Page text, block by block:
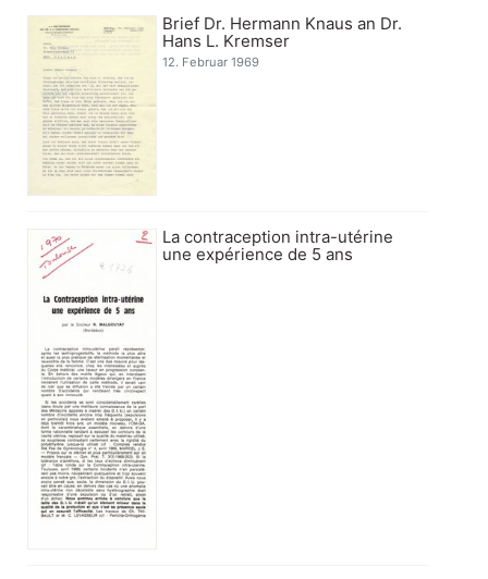
Brief Dr. Hermann Knaus an Dr.
Hans L. Kremser
12. Februar 1969
La contraception intra-utérine
une expérience de 5 ans